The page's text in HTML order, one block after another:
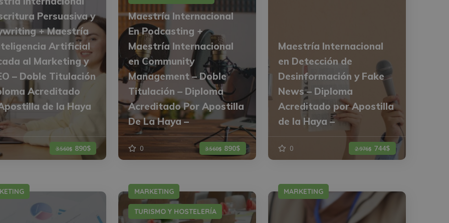
Persuasiva y
+ Maestría
Artificial
al Marketing y
– Doble Titulación
Acreditado
de la Haya
3.560$ 890$
Maestría Internacional
En Podcasting +
Maestría Internacional
en Community
Management – Doble
Titulación – Diploma
Acreditado Por Apostilla
De La Haya –
0 3.560$ 890$
Maestría Internacional
en Detección de
Desinformación y Fake
News – Diploma
Acreditado por Apostilla
de la Haya –
0 2.976$ 744$
MARKETING
TURISMO Y HOSTELERÍA
MARKETING